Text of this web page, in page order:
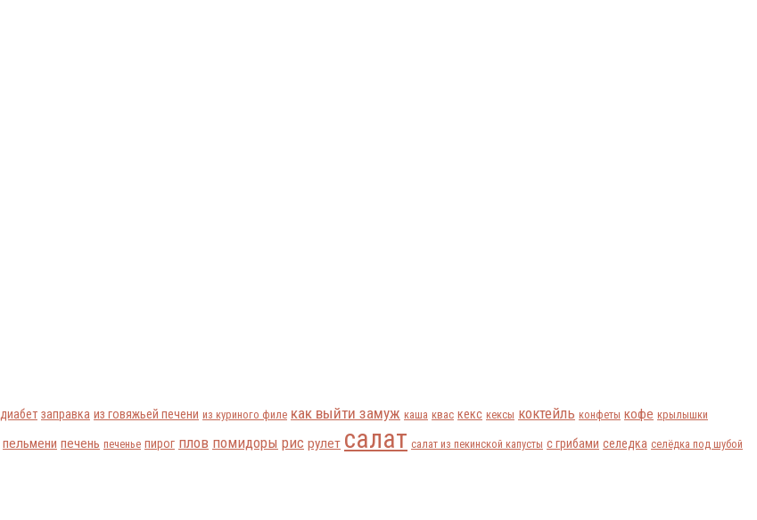
диабет заправка из говяжьей печени из куриного филе как выйти замуж каша квас кекс кексы коктейль конфеты кофе крылышки
пельмени печень печенье пирог плов помидоры рис рулет салат салат из пекинской капусты с грибами селедка селёдка под шубой